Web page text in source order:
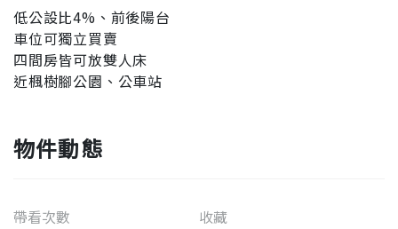
低公設比4%、前後陽台
車位可獨立買賣
四間房皆可放雙人床
近楓樹腳公園、公車站
物件動態
帶看次數 收藏